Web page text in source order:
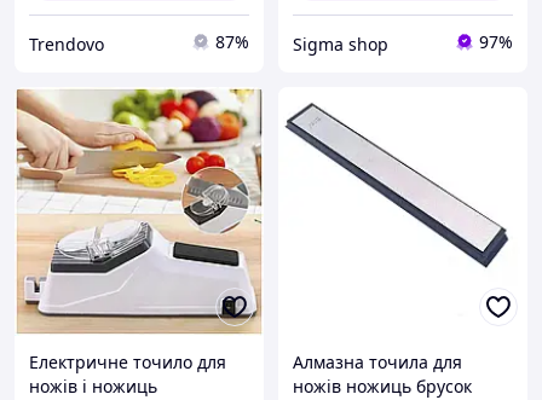
Trendovo 87% Sigma shop 97%
Електричне точило для
ножів і ножиць
Алмазна точила для
ножів ножиць брусок